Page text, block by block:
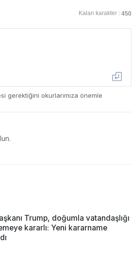
Kalan karakter : 450
gerektiğini okurlarımıza önemle
Trump, doğumla vatandaşlığı
kararlı: Yeni kararname